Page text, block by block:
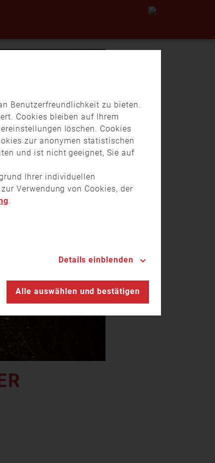
Benutzerfreundlichkeit zu bieten.
Cookies bleiben auf Ihrem
löschen. Cookies
zur anonymen statistischen
und ist nicht geeignet, Sie auf
Ihrer individuellen
Verwendung von Cookies, der
.
Details einblenden
Alle auswählen und bestätigen